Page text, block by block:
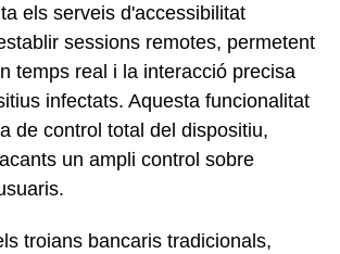
els serveis d'accessibilitat
sessions remotes, permetent
temps real i la interacció precisa
infectats. Aquesta funcionalitat
de control total del dispositiu,
un ampli control sobre
troians bancaris tradicionals,